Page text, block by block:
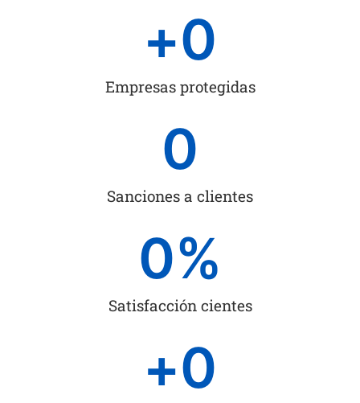
Empresas protegidas
+0
Sanciones a clientes
0
Satisfacción cientes
0%
+0